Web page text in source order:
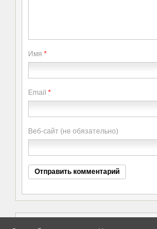
Имя *
Email *
Веб-сайт (не обязательно)